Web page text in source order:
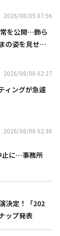
2026/08/05 07:56
を公開…飾ら
の姿を見せた
2026/08/06 02:27
ィングが急遽
2026/08/06 02:36
止に…事務所
決定！「202
ップ発表